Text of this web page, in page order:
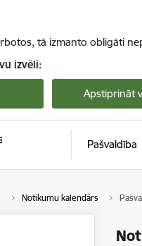
tā izmanto obligāti
izvēli:
Apstiprināt
Pašvaldība
Notikumu kalendārs